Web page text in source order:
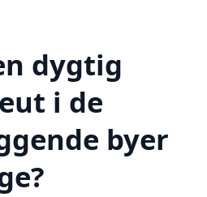
dygtig
i de
byer